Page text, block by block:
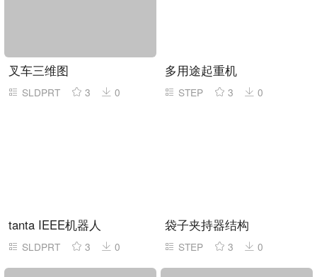
叉车三维图
SLDPRT 3 0
多用途起重机
STEP 3 0
tanta IEEE机器人
SLDPRT 3 0
袋子夹持器结构
STEP 3 0